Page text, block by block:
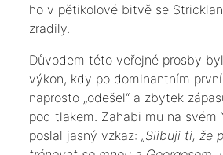
ho v pětikolové bitvě se
zradily.
​Důvodem této veřejné prosby
výkon, kdy po dominantním
naprosto „odešel“ a zbytek
pod tlakem. Zahabi mu na svém
poslal jasný vzkaz:„Slibuji ti, že